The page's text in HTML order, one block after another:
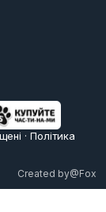
· Політика
Created by@Fox